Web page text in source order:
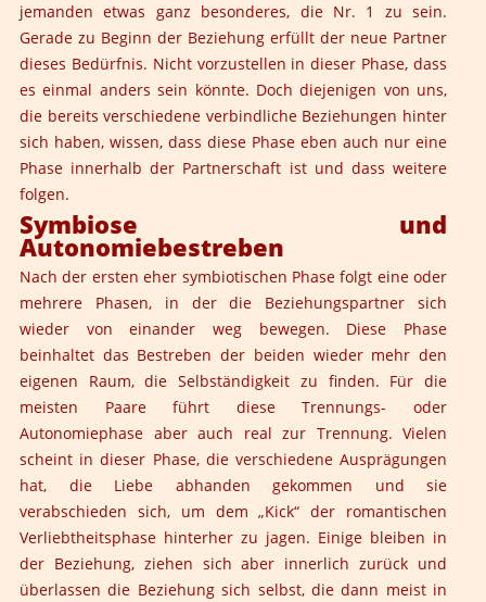
jemanden etwas ganz besonderes, die Nr. 1 zu sein.
Gerade zu Beginn der Beziehung erfüllt der neue Partner
dieses Bedürfnis. Nicht vorzustellen in dieser Phase, dass
es einmal anders sein könnte. Doch diejenigen von uns,
die bereits verschiedene verbindliche Beziehungen hinter
sich haben, wissen, dass diese Phase eben auch nur eine
Phase innerhalb der Partnerschaft ist und dass weitere
folgen.
Symbiose und
Autonomiebestreben
Nach der ersten eher symbiotischen Phase folgt eine oder
mehrere Phasen, in der die Beziehungspartner sich
wieder von einander weg bewegen. Diese Phase
beinhaltet das Bestreben der beiden wieder mehr den
eigenen Raum, die Selbständigkeit zu finden. Für die
meisten Paare führt diese Trennungs- oder
Autonomiephase aber auch real zur Trennung. Vielen
scheint in dieser Phase, die verschiedene Ausprägungen
hat, die Liebe abhanden gekommen und sie
verabschieden sich, um dem „Kick“ der romantischen
Verliebtheitsphase hinterher zu jagen. Einige bleiben in
der Beziehung, ziehen sich aber innerlich zurück und
überlassen die Beziehung sich selbst, die dann meist in